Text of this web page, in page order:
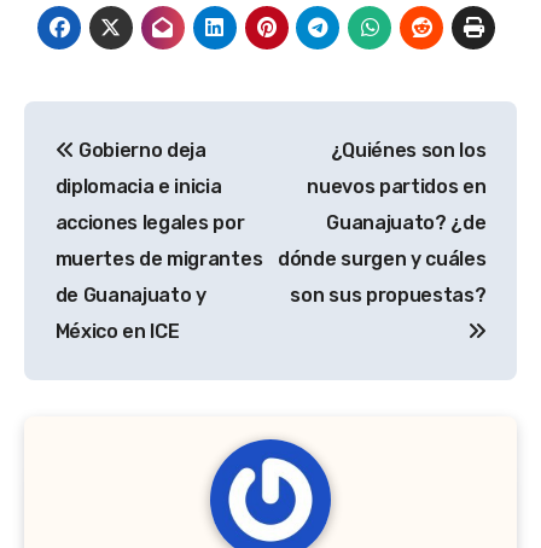
de
entradas
Gobierno deja
diplomacia e inicia
acciones legales por
muertes de migrantes
de Guanajuato y
México en ICE
¿Quiénes son los
nuevos partidos en
Guanajuato? ¿de
dónde surgen y cuáles
son sus propuestas?